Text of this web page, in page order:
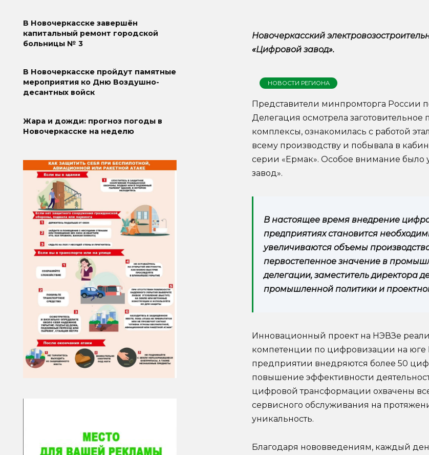
Новочеркасский
«Цифровой завод».
НОВОСТИ РЕГИОНА
Представители минпромторга России
Делегация осмотрела заготовительное
комплексы, ознакомилась с работой
всему производству и побывала в
серии «Ермак». Особое внимание было
завод».
В настоящее время внедрение
предприятиях становится
увеличиваются объемы
первостепенное значение в
делегации, заместитель директора
промышленной политики и
Инновационный проект на НЭВЗе
компетенции по цифровизации на
предприятии внедряются более 50
повышение эффективности
цифровой трансформации охвачены
сервисного обслуживания на
уникальность.
Благодаря нововведениям, каждый
В Новочеркасске завершён
капитальный ремонт городской
больницы № 3
В Новочеркасске пройдут памятные
мероприятия ко Дню Воздушно-
десантных войск
Жара и дожди: прогноз погоды в
Новочеркасске на неделю